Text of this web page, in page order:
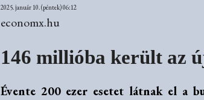
2025. január 10. (péntek) 06:12
economx.hu
146 millióba került az
Évente 200 ezer esetet látnak el a